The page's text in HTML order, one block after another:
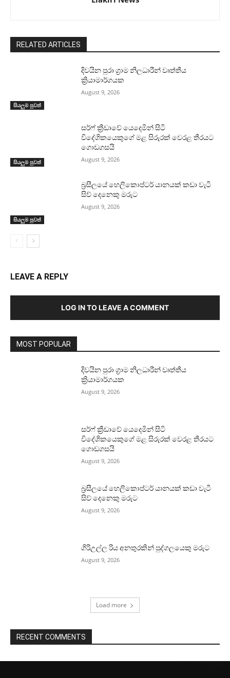
RELATED ARTICLES
සියලුම පුවත්
දිවයින පුරා ග්‍රාම නිලධාරීන් වෘත්තීය
ක්‍රියාමාර්ගයක
August 9, 2026
සියලුම පුවත්
සර්ෆ් ක්‍රීඩාවේ යෙදෙමින් සිටි
විදේශිකයෙකුගේ මළ සිරුරක් වෙරළ තීරයට
ගොඩගසයි
August 9, 2026
සියලුම පුවත්
බ්‍රසීලයේ හෙලිකොප්ටර් යානයක් කඩා වැටී
සිව් දෙනෙකු මරුට
August 9, 2026
LEAVE A REPLY
LOG IN TO LEAVE A COMMENT
MOST POPULAR
දිවයින පුරා ග්‍රාම නිලධාරීන් වෘත්තීය
ක්‍රියාමාර්ගයක
August 9, 2026
සර්ෆ් ක්‍රීඩාවේ යෙදෙමින් සිටි
විදේශිකයෙකුගේ මළ සිරුරක් වෙරළ තීරයට
ගොඩගසයි
August 9, 2026
බ්‍රසීලයේ හෙලිකොප්ටර් යානයක් කඩා වැටී
සිව් දෙනෙකු මරුට
August 9, 2026
ගිරිඋල්ල රිය අනතුරකින් පුද්ගලයෙකු මරුට
August 9, 2026
Load more
RECENT COMMENTS